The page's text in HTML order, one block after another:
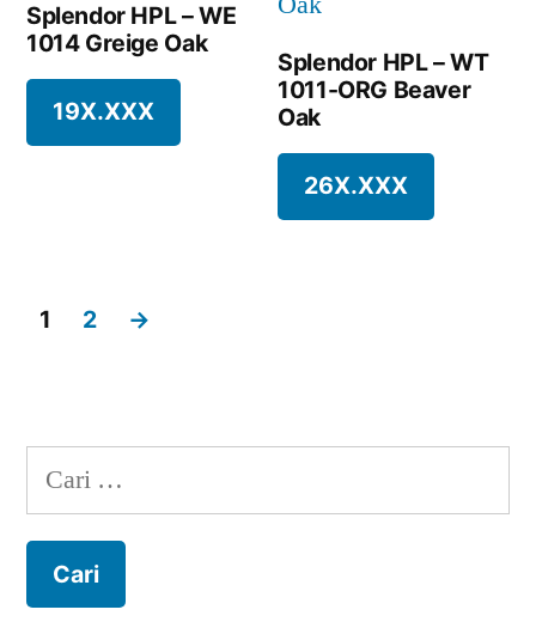
Splendor HPL – WE
1014 Greige Oak
19X.XXX
Splendor HPL – WT
1011-ORG Beaver
Oak
26X.XXX
1 2 →
Cari
untuk: